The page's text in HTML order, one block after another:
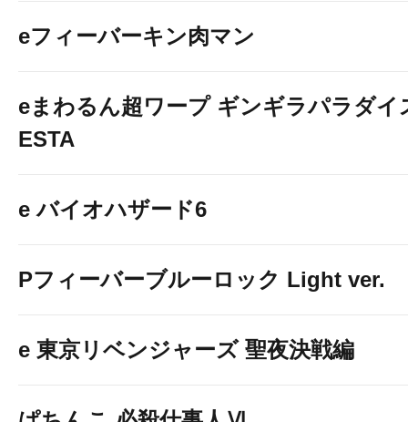
eフィーバーキン肉マン
eまわるん超ワープ ギンギラパラダイ
ESTA
e バイオハザード6
Pフィーバーブルーロック Light ver.
e 東京リベンジャーズ 聖夜決戦編